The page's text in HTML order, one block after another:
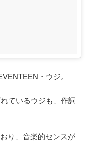
・ウジ。
ているウジも、作詞
り、音楽的センスが